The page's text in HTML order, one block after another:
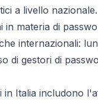
a livello
in materia di
internazionali:
di gestori di
in Italia includono